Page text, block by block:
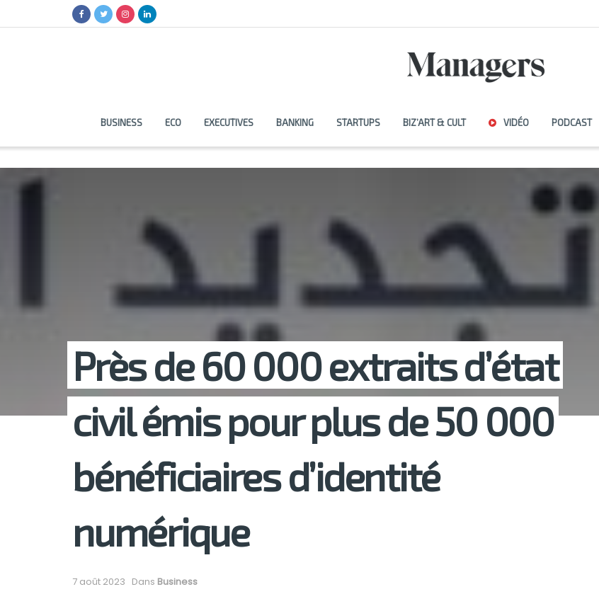
BUSINESS ECO EXECUTIVES BANKING STARTUPS BIZ’ART & CULT VIDÉO PODCAST
Près de 60 000 extraits d’état
civil émis pour plus de 50 000
bénéficiaires d’identité
numérique
7 août 2023 Dans Business